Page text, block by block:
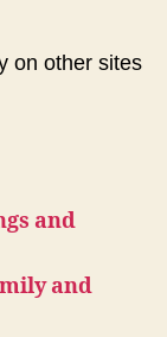
on other sites
and
and